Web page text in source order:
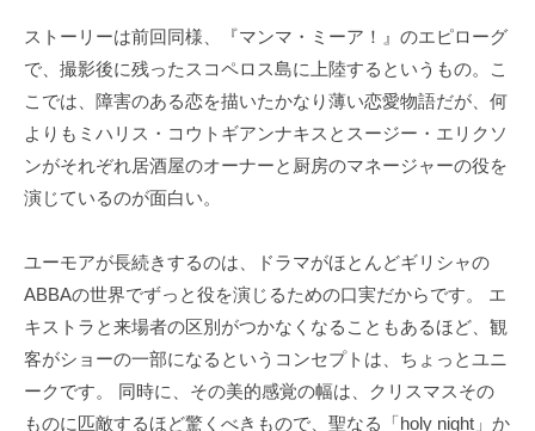
ストーリーは前回同様、『マンマ・ミーア！』のエピローグ
で、撮影後に残ったスコペロス島に上陸するというもの。こ
こでは、障害のある恋を描いたかなり薄い恋愛物語だが、何
よりもミハリス・コウトギアンナキスとスージー・エリクソ
ンがそれぞれ居酒屋のオーナーと厨房のマネージャーの役を
演じているのが面白い。
ユーモアが長続きするのは、ドラマがほとんどギリシャの
ABBAの世界でずっと役を演じるための口実だからです。 エ
キストラと来場者の区別がつかなくなることもあるほど、観
客がショーの一部になるというコンセプトは、ちょっとユニ
ークです。 同時に、その美的感覚の幅は、クリスマスその
ものに匹敵するほど驚くべきもので、聖なる「holy night」か